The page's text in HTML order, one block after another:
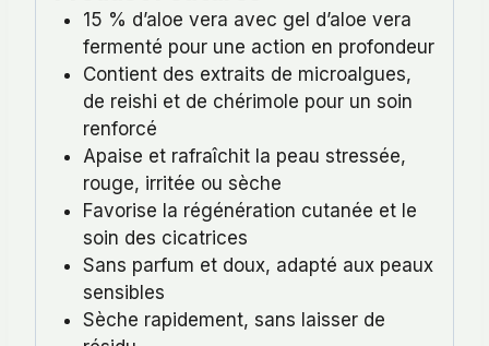
15 % d’aloe vera avec gel d’aloe vera
fermenté pour une action en profondeur
Contient des extraits de microalgues,
de reishi et de chérimole pour un soin
renforcé
Apaise et rafraîchit la peau stressée,
rouge, irritée ou sèche
Favorise la régénération cutanée et le
soin des cicatrices
Sans parfum et doux, adapté aux peaux
sensibles
Sèche rapidement, sans laisser de